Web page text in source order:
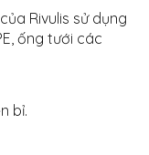
Rivulis sử dụng
ống tưới các
bỉ.